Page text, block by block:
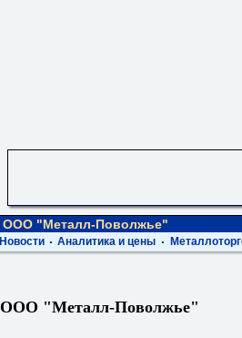
ООО "Металл-Поволжье"
Новости Аналитика и цены
ООО "Металл-Поволжье"